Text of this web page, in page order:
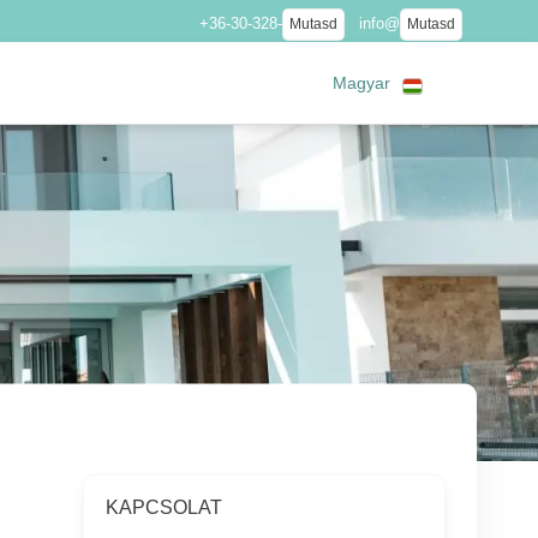
+36-30-328- Mutasd info@ Mutasd
Magyar
KAPCSOLAT